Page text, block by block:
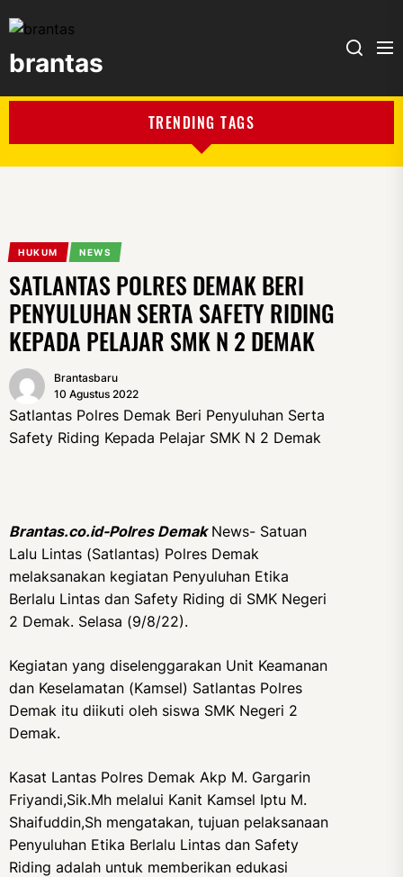
brantas
TRENDING TAGS
HUKUM NEWS
SATLANTAS POLRES DEMAK BERI
PENYULUHAN SERTA SAFETY RIDING
KEPADA PELAJAR SMK N 2 DEMAK
Brantasbaru
10 Agustus 2022
Satlantas Polres Demak Beri Penyuluhan Serta
Safety Riding Kepada Pelajar SMK N 2 Demak
Brantas.co.id-Polres DemakNews- Satuan
Lalu Lintas (Satlantas) Polres Demak
melaksanakan kegiatan Penyuluhan Etika
Berlalu Lintas dan Safety Riding di SMK Negeri
2 Demak. Selasa (9/8/22).
Kegiatan yang diselenggarakan Unit Keamanan
dan Keselamatan (Kamsel) Satlantas Polres
Demak itu diikuti oleh siswa SMK Negeri 2
Demak.
Kasat Lantas Polres Demak Akp M. Gargarin
Friyandi,Sik.Mh melalui Kanit Kamsel Iptu M.
Shaifuddin,Sh mengatakan, tujuan pelaksanaan
Penyuluhan Etika Berlalu Lintas dan Safety
Riding adalah untuk memberikan edukasi